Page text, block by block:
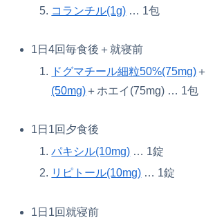
コランチル(1g) … 1包
1日4回毎食後＋就寝前
ドグマチール細粒50%(75mg) ＋
(50mg) ＋ホエイ(75mg) … 1包
1日1回夕食後
パキシル(10mg) … 1錠
リピトール(10mg) … 1錠
1日1回就寝前